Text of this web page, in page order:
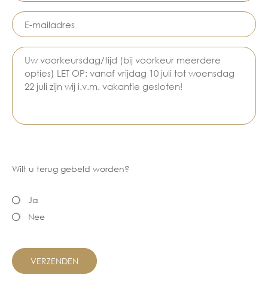
Wilt u terug gebeld worden?
Ja
Nee